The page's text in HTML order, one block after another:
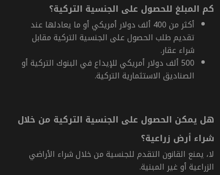
كم المبلغ للحصول على الجنسية التركية؟
أكثر من 400 ألف دولار أمريكي أو ما يعادلها عند
تقديم طلب الحصول على الجنسية التركية مقابل
شراء عقار.
500 ألف دولار أمريكي للإيداع في البنوك التركية أو
الصناديق الاستثمارية التركية.
هل يمكن الحصول على الجنسية التركية من خلال
شراء أرض زراعية؟
لا، يمنع القانون التقدم للجنسية من خلال شراء الأراضي
الزراعية أو غير المبنية.